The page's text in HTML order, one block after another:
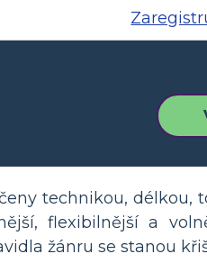
technikou, délkou,
flexibilnější a
žánru se stanou